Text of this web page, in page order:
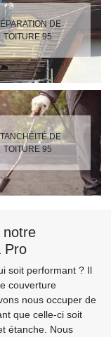
DE
TOITURE 95
DE
TOITURE 95
notre
Pro
soit performant ? Il
couverture
nous occuper de
que celle-ci soit
étanche. Nous